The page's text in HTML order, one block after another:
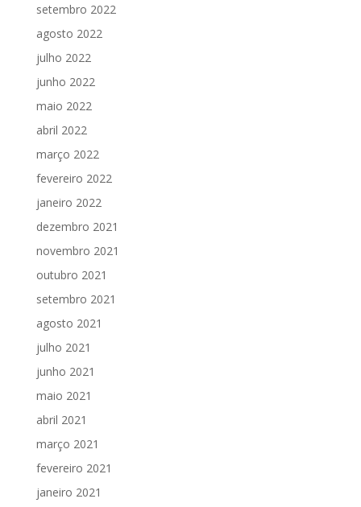
setembro 2022
agosto 2022
julho 2022
junho 2022
maio 2022
abril 2022
março 2022
fevereiro 2022
janeiro 2022
dezembro 2021
novembro 2021
outubro 2021
setembro 2021
agosto 2021
julho 2021
junho 2021
maio 2021
abril 2021
março 2021
fevereiro 2021
janeiro 2021